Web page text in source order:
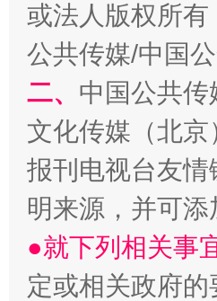
“刷贴”乱象丛生
或法人版权所
公共传媒/中国
二、 中国公共
文化传媒（北
报刊电视台友
明来源，并可添
●就下列相关事
定或相关政府